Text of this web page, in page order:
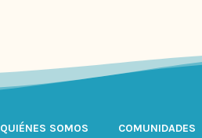
QUIÉNES SOMOS
COMUNIDADES